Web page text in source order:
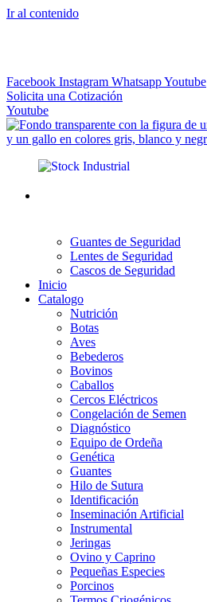
Ir al contenido
Facebook Instagram WhatsappYoutube
Solicita una Cotización
Youtube
Guantes de Seguridad
Lentes de Seguridad
Cascos de Seguridad
Inicio
Catalogo
Nutrición
Botas
Aves
Bebederos
Bovinos
Caballos
Cercos Eléctricos
Congelación de Semen
Diagnóstico
Equipo de Ordeña
Genética
Guantes
Hilo de Sutura
Identificación
Inseminación Artificial
Instrumental
Jeringas
Ovino y Caprino
Pequeñas Especies
Porcinos